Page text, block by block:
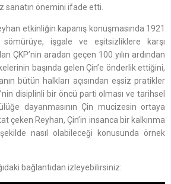
sanatın önemini ifade etti.
etkinliğin kapanış konuşmasında 1921
sömürüye, işgale ve eşitsizliklere karşı
ÇKP’nin aradan geçen 100 yılın ardından
başında gelen Çin’e önderlik ettiğini,
bütün halkları açısından eşsiz pratikler
disiplinli bir öncü parti olması ve tarihsel
dayanmasının Çin mucizesin ortaya
çeken Reyhan, Çin’in insanca bir kalkınma
nasıl olabileceği konusunda örnek
bağlantıdan izleyebilirsiniz: